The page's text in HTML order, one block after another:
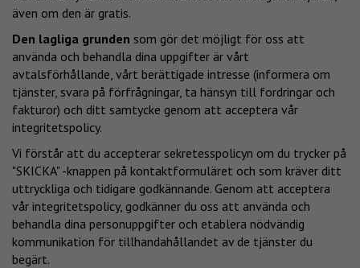
även om den är gratis.
Den lagliga grunden som gör det möjligt för oss att
använda och behandla dina uppgifter är vårt
avtalsförhållande, vårt berättigade intresse (informera om
tjänster, svara på förfrågningar, ta hänsyn till fordringar och
fakturor) och ditt samtycke genom att acceptera vår
integritetspolicy.
Vi förstår att du accepterar sekretesspolicyn om du trycker på
"SKICKA" -knappen på kontaktformuläret och som kräver ditt
uttryckliga och tidigare godkännande. Genom att acceptera
vår integritetspolicy, godkänner du oss att använda och
behandla dina personuppgifter och etablera nödvändig
kommunikation för tillhandahållandet av de tjänster du
begärt.